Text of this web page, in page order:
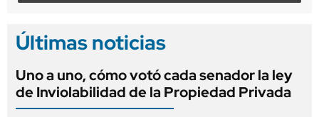
Últimas noticias
Uno a uno, cómo votó cada senador la ley
de Inviolabilidad de la Propiedad Privada